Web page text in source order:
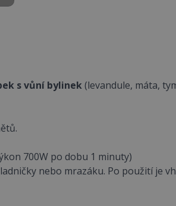
s vůní bylinek(levandule, máta,
700W po dobu 1 minuty)
nebo mrazáku. Po použití je